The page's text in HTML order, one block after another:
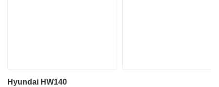
Hyundai HW140